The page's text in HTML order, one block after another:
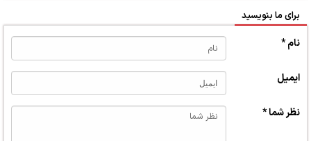
برای ما بنویسید
نام *
ایمیل
نظر شما *